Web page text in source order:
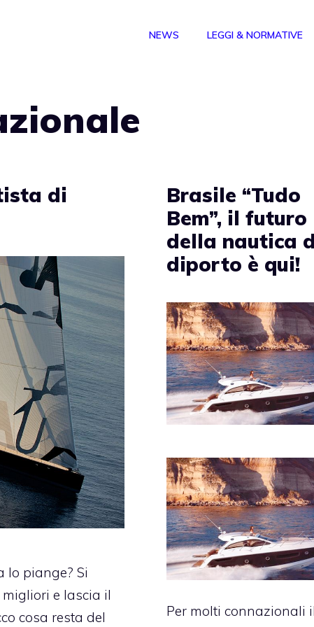
NEWS LEGGI & NORMATIVE
di
lo piange? Si
e lascia il
cosa resta del
Brasile “Tudo
Bem”, il futuro
della nautica
diporto è qui!
Per molti connazionali